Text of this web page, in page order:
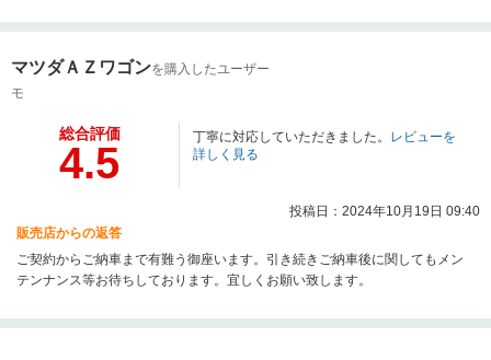
マツダＡＺワゴンを購入したユーザー
モ
総合評価
4.5
丁寧に対応していただきました。 レビューを
詳しく見る
投稿日：2024年10月19日 09:40
販売店からの返答
ご契約からご納車まで有難う御座います。引き続きご納車後に関してもメン
テンナンス等お待ちしております。宜しくお願い致します。